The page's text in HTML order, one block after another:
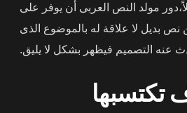
مولد النص العربى أن يوفر على
بديل لا علاقة له بالموضوع الذى
عنه التصميم فيظهر بشكل لا يليق.